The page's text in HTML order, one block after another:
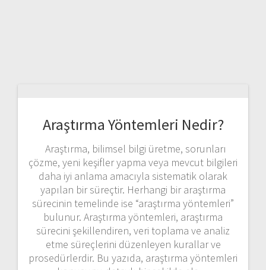
Araştırma Yöntemleri Nedir?
Araştırma, bilimsel bilgi üretme, sorunları
çözme, yeni keşifler yapma veya mevcut bilgileri
daha iyi anlama amacıyla sistematik olarak
yapılan bir süreçtir. Herhangi bir araştırma
sürecinin temelinde ise “araştırma yöntemleri”
bulunur. Araştırma yöntemleri, araştırma
sürecini şekillendiren, veri toplama ve analiz
etme süreçlerini düzenleyen kurallar ve
prosedürlerdir. Bu yazıda, araştırma yöntemleri